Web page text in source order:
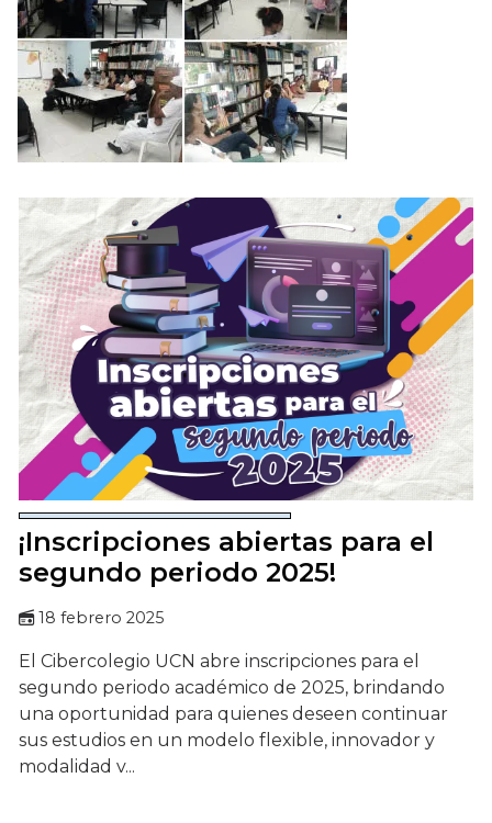
¡Inscripciones abiertas para el
segundo periodo 2025!
18 febrero 2025
El Cibercolegio UCN abre inscripciones para el
segundo periodo académico de 2025, brindando
una oportunidad para quienes deseen continuar
sus estudios en un modelo flexible, innovador y
modalidad v...